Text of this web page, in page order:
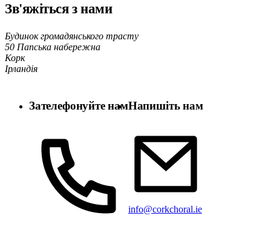
Зв'яжіться з нами
Будинок громадянського трасту
50 Папська набережна
Корк
Ірландія
Зателефонуйте намНапишіть нам
info@corkchoral.ie